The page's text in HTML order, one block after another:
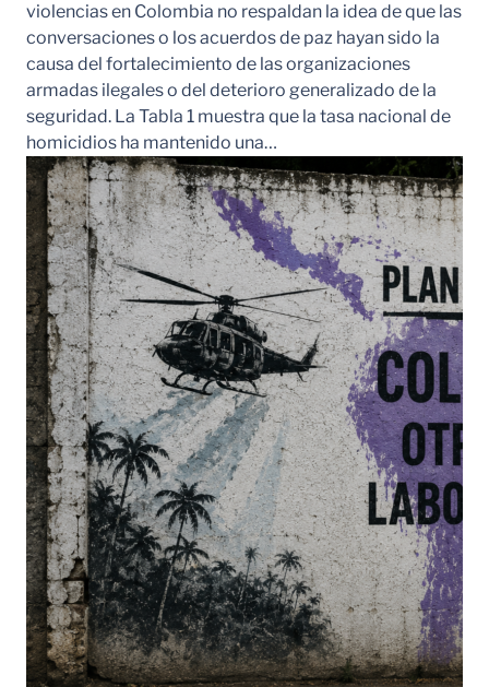
violencias en Colombia no respaldan la idea de que las
conversaciones o los acuerdos de paz hayan sido la
causa del fortalecimiento de las organizaciones
armadas ilegales o del deterioro generalizado de la
seguridad. La Tabla 1 muestra que la tasa nacional de
homicidios ha mantenido una…